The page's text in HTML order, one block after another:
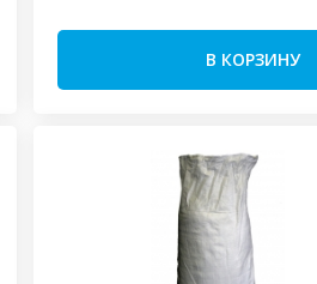
В КОРЗИНУ